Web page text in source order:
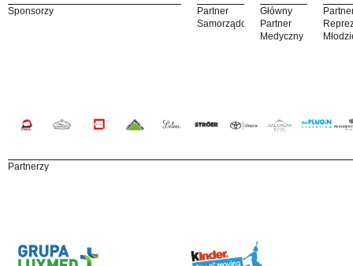
Sponsorzy
Partner
Samorządowy
Główny
Partner
Medyczny
Partnerzy